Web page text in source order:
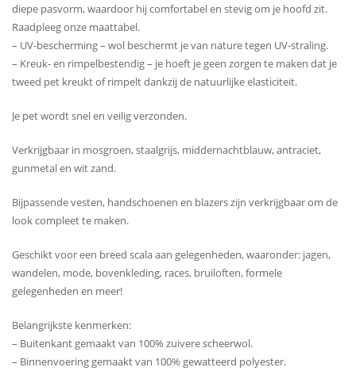
diepe pasvorm, waardoor hij comfortabel en stevig om je hoofd zit.
Raadpleeg onze maattabel.
– UV-bescherming – wol beschermt je van nature tegen UV-straling.
– Kreuk- en rimpelbestendig – je hoeft je geen zorgen te maken dat je
tweed pet kreukt of rimpelt dankzij de natuurlijke elasticiteit.
Je pet wordt snel en veilig verzonden.
Verkrijgbaar in mosgroen, staalgrijs, middernachtblauw, antraciet,
gunmetal en wit zand.
Bijpassende vesten, handschoenen en blazers zijn verkrijgbaar om de
look compleet te maken.
Geschikt voor een breed scala aan gelegenheden, waaronder: jagen,
wandelen, mode, bovenkleding, races, bruiloften, formele
gelegenheden en meer!
Belangrijkste kenmerken:
– Buitenkant gemaakt van 100% zuivere scheerwol.
– Binnenvoering gemaakt van 100% gewatteerd polyester.